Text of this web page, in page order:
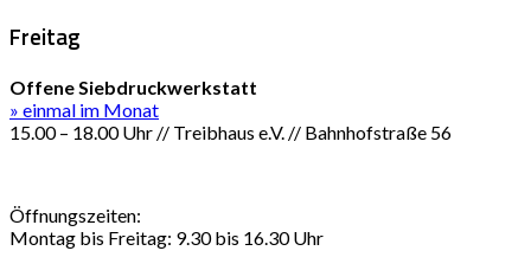
Freitag
Offene Siebdruckwerkstatt
» einmal im Monat
15.00 – 18.00 Uhr // Treibhaus e.V. // Bahnhofstraße 56
Öffnungszeiten:
Montag bis Freitag: 9.30 bis 16.30 Uhr